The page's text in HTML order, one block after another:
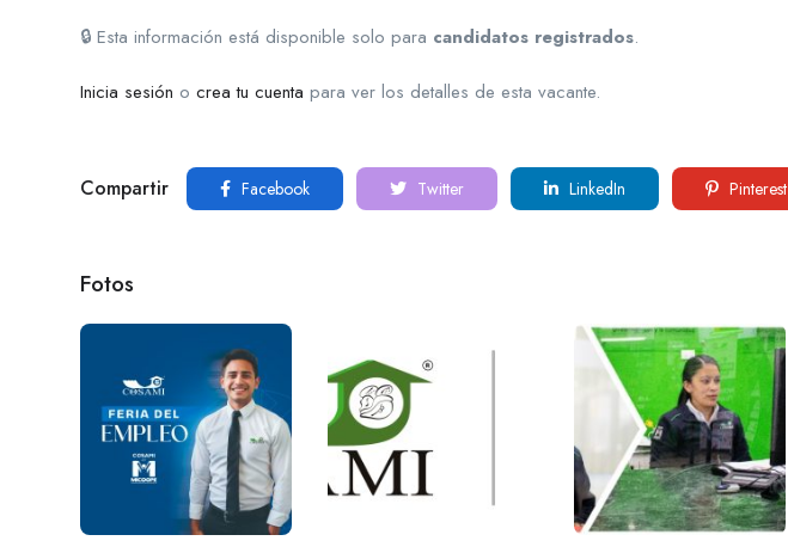
🔒 Esta información está disponible solo para candidatos registrados.
Inicia sesión o crea tu cuenta para ver los detalles de esta vacante.
Compartir Facebook Twitter LinkedIn Pinterest
Fotos